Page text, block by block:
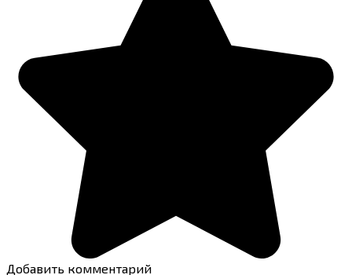
Добавить комментарий